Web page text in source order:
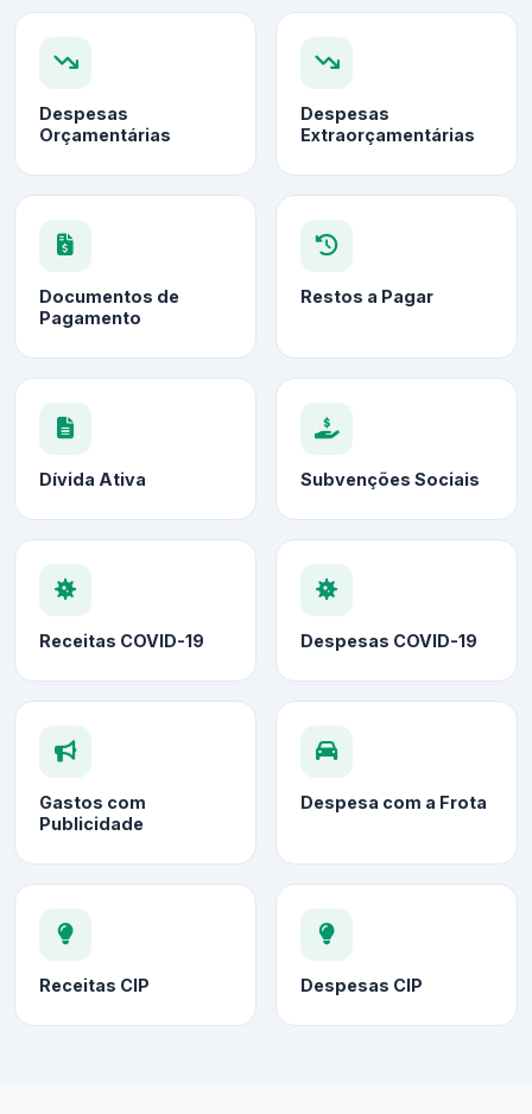
Despesas
Orçamentárias
Despesas
Extraorçamentárias
Documentos de
Pagamento
Restos a Pagar
Dívida Ativa Subvenções Sociais
Receitas COVID-19 Despesas COVID-19
Gastos com
Publicidade
Despesa com a Frota
Receitas CIP Despesas CIP